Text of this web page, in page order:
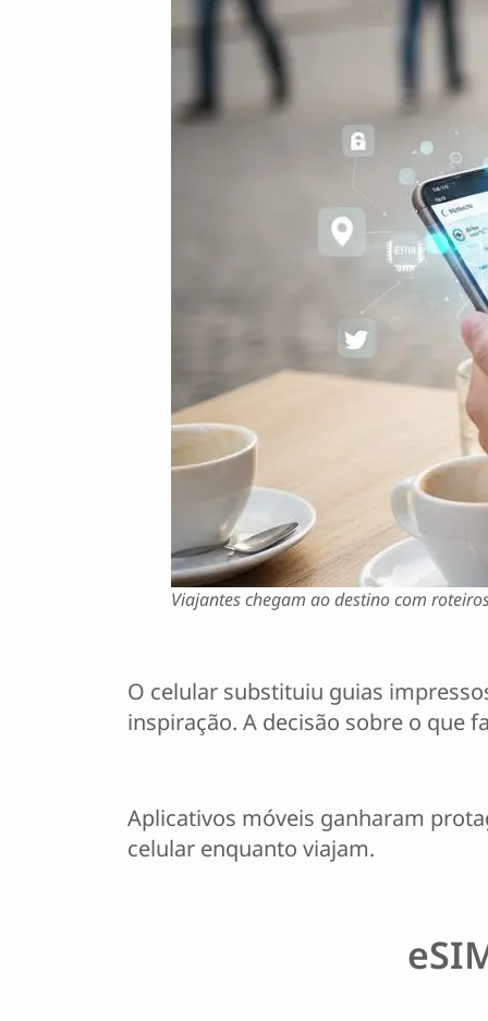
Viajantes chegam ao destino com
O celular substituiu guias
inspiração. A decisão sobre o que
Aplicativos móveis ganharam
celular enquanto viajam.